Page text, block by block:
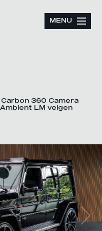
MENU
360 Camera
LM velgen